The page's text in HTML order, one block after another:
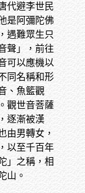
代避李世民
是阿彌陀佛
遇難眾生只
聲」，前往
可以應機以
同名稱和形
、魚籃觀
觀世音菩薩
逐漸被漢
由男轉女，
以至千百年
」之稱，相
山。